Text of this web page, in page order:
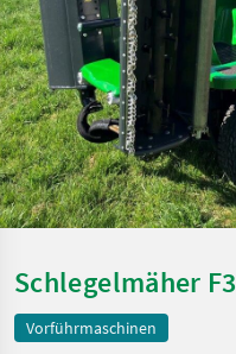
Schlegelmäher F3
Vorführmaschinen